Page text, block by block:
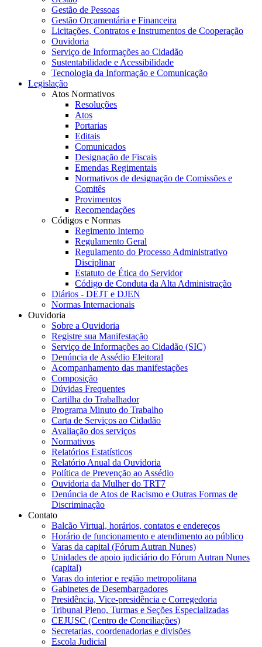
Gestão de Pessoas
Gestão Orçamentária e Financeira
Licitações, Contratos e Instrumentos de Cooperação
Ouvidoria
Serviço de Informações ao Cidadão
Sustentabilidade e Acessibilidade
Tecnologia da Informação e Comunicação
Legislação
Atos Normativos
Resoluções
Atos
Portarias
Editais
Comunicados
Designação de Fiscais
Emendas Regimentais
Normativos de designação de Comissões e
Comitês
Provimentos
Recomendações
Códigos e Normas
Regimento Interno
Regulamento Geral
Regulamento do Processo Administrativo
Disciplinar
Estatuto de Ética do Servidor
Código de Conduta da Alta Administração
Diários - DEJT e DJEN
Normas Internacionais
Ouvidoria
Sobre a Ouvidoria
Registre sua Manifestação
Serviço de Informações ao Cidadão (SIC)
Denúncia de Assédio Eleitoral
Acompanhamento das manifestações
Composição
Dúvidas Frequentes
Cartilha do Trabalhador
Programa Minuto do Trabalho
Carta de Serviços ao Cidadão
Avaliação dos serviços
Normativos
Relatórios Estatísticos
Relatório Anual da Ouvidoria
Política de Prevenção ao Assédio
Ouvidoria da Mulher do TRT7
Denúncia de Atos de Racismo e Outras Formas de
Discriminação
Contato
Balcão Virtual, horários, contatos e endereços
Horário de funcionamento e atendimento ao público
Varas da capital (Fórum Autran Nunes)
Unidades de apoio judiciário do Fórum Autran Nunes
(capital)
Varas do interior e região metropolitana
Gabinetes de Desembargadores
Presidência, Vice-presidência e Corregedoria
Tribunal Pleno, Turmas e Seções Especializadas
CEJUSC (Centro de Conciliações)
Secretarias, coordenadorias e divisões
Escola Judicial